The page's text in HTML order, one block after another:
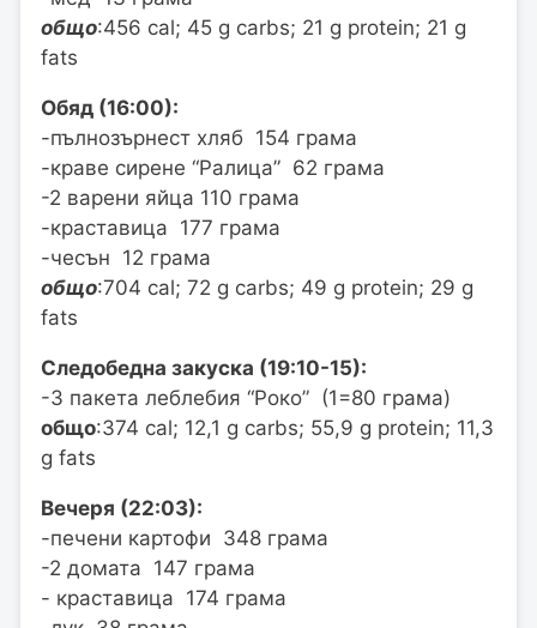
общо:456 cal; 45 g carbs; 21 g protein; 21 g
fats
Обяд (16:00):
-пълнозърнест хляб 154 грама
-краве сирене “Ралица” 62 грама
-2 варени яйца 110 грама
-краставица 177 грама
-чесън 12 грама
общо:704 cal; 72 g carbs; 49 g protein; 29 g
fats
Следобедна закуска (19:10-15):
-3 пакета леблебия “Роко” (1=80 грама)
общо:374 cal; 12,1 g carbs; 55,9 g protein; 11,3
g fats
Вечеря (22:03):
-печени картофи 348 грама
-2 домата 147 грама
- краставица 174 грама